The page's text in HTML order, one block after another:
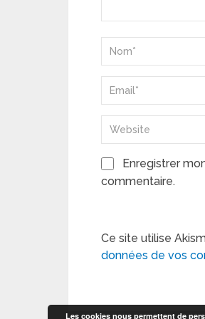
Enregistrer
commentaire.
Ce site utilise
données de vos
Les cookies nous permettent de